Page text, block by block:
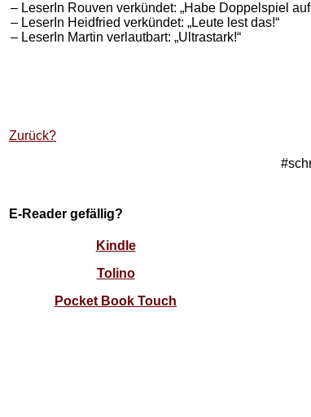
– LeserIn Rouven verkündet: „Habe Doppelspiel
– LeserIn Heidfried verkündet: „Leute lest das!“
– LeserIn Martin verlautbart: „Ultrastark!“
Zurück?
E-Reader gefällig?
Kindle
Tolino
Pocket Book Touch